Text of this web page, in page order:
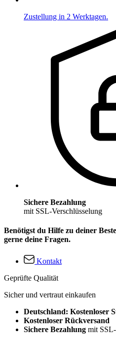
Zustellung in 2 Werktagen.
Sichere Bezahlung
mit SSL-Verschlüsselung
Benötigst du Hilfe zu deiner
gerne deine Fragen.
Kontakt
Geprüfte Qualität
Sicher und vertraut einkaufen
Deutschland: Kostenloser
Kostenloser Rückversand
Sichere Bezahlung mit